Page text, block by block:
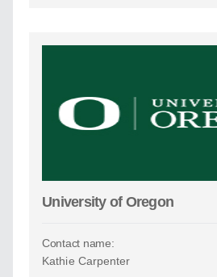
University of Oregon
Contact name:
Kathie Carpenter